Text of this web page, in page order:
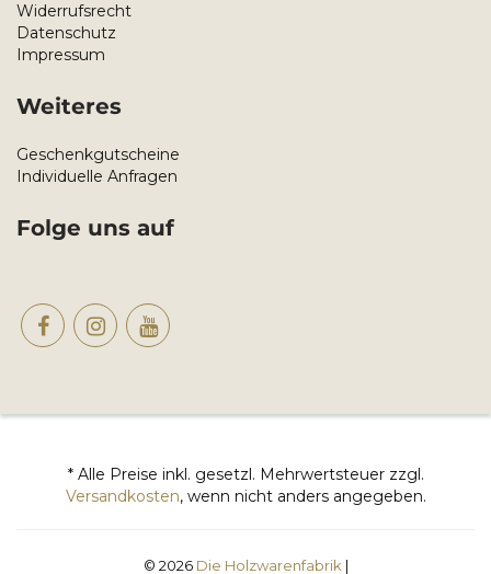
Widerrufsrecht
Datenschutz
Impressum
Weiteres
Geschenkgutscheine
Individuelle Anfragen
Folge uns auf
* Alle Preise inkl. gesetzl. Mehrwertsteuer zzgl.
Versandkosten, wenn nicht anders angegeben.
© 2026 Die Holzwarenfabrik |